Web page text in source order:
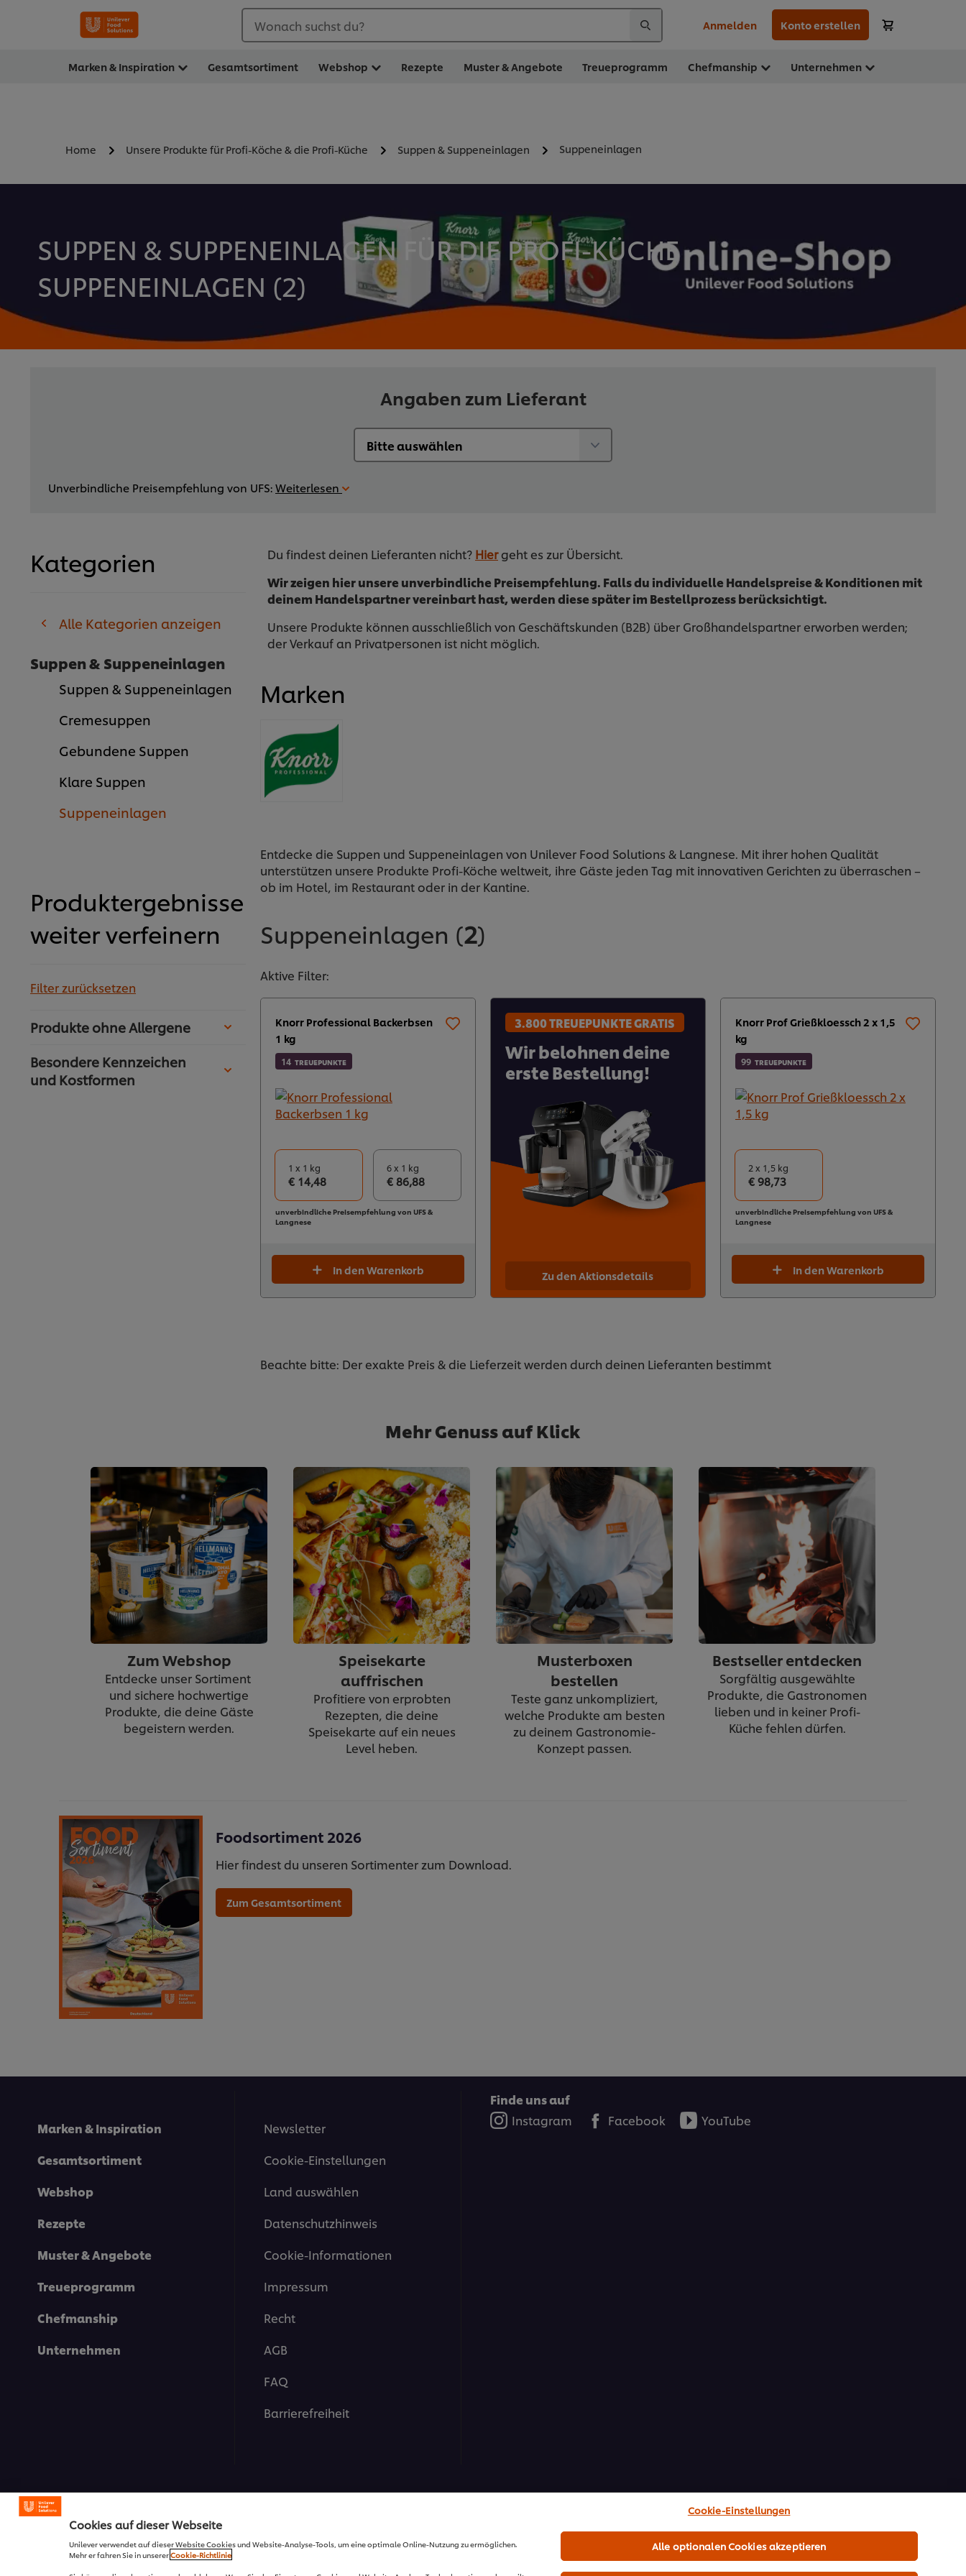
Wonach suchst du? Anmelden Konto erstellen
Marken & Inspiration Gesamtsortiment Webshop Rezepte Muster & Angebote Treueprogramm Chefmanship Unternehmen
Home Unsere Produkte für Profi-Köche & die Profi-Küche Suppen & Suppeneinlagen Suppeneinlagen
SUPPEN & SUPPENEINLAGEN FÜR DIE PROFI-KÜCHE -
SUPPENEINLAGEN (2)
Angaben zum Lieferant
Unverbindliche Preisempfehlung von UFS:Weiterlesen
Kategorien
Alle Kategorien anzeigen
Suppen & Suppeneinlagen
Suppen & Suppeneinlagen
Cremesuppen
Gebundene Suppen
Klare Suppen
Suppeneinlagen
Produktergebnisse
weiter verfeinern
Filter zurücksetzen
Produkte ohne Allergene
Besondere Kennzeichen
und Kostformen
Du findest deinen Lieferanten nicht? Hiergeht es zur Übersicht.
Wir zeigen hier unsere unverbindliche Preisempfehlung. Falls du individuelle Handelspreise & Konditionen mit
deinem Handelspartner vereinbart hast, werden diese später im Bestellprozess berücksichtigt.
Unsere Produkte können ausschließlich von Geschäftskunden (B2B) über Großhandelspartner erworben werden;
der Verkauf an Privatpersonen ist nicht möglich.
Marken
Entdecke die Suppen und Suppeneinlagen von Unilever Food Solutions & Langnese. Mit ihrer hohen Qualität
unterstützen unsere Produkte Profi-Köche weltweit, ihre Gäste jeden Tag mit innovativen Gerichten zu überraschen –
ob im Hotel, im Restaurant oder in der Kantine.
Suppeneinlagen (2)
Aktive Filter:
Knorr Professional Backerbsen
1 kg
14 TREUEPUNKTE
1 x 1 kg
€ 14,48
6 x 1 kg
€ 86,88
unverbindliche Preisempfehlung von UFS &
Langnese
In den Warenkorb
3.800 TREUEPUNKTE GRATIS
Wir belohnen deine
erste Bestellung!
Zu den Aktionsdetails
Knorr Prof Grießkloessch 2 x 1,5
kg
99 TREUEPUNKTE
2 x 1,5 kg
€ 98,73
unverbindliche Preisempfehlung von UFS &
Langnese
In den Warenkorb
Beachte bitte: Der exakte Preis & die Lieferzeit werden durch deinen Lieferanten bestimmt
Mehr Genuss auf Klick
Zum Webshop
Entdecke unser Sortiment
und sichere hochwertige
Produkte, die deine Gäste
begeistern werden.
Speisekarte
auffrischen
Profitiere von erprobten
Rezepten, die deine
Speisekarte auf ein neues
Level heben.
Musterboxen
bestellen
Teste ganz unkompliziert,
welche Produkte am besten
zu deinem Gastronomie-
Konzept passen.
Bestseller entdecken
Sorgfältig ausgewählte
Produkte, die Gastronomen
lieben und in keiner Profi-
Küche fehlen dürfen.
Foodsortiment 2026
Hier findest du unseren Sortimenter zum Download.
Zum Gesamtsortiment
Marken & Inspiration
Gesamtsortiment
Webshop
Rezepte
Muster & Angebote
Treueprogramm
Chefmanship
Unternehmen
Newsletter
Cookie-Einstellungen
Land auswählen
Datenschutzhinweis
Cookie-Informationen
Impressum
Recht
AGB
FAQ
Barrierefreiheit
Finde uns auf
Instagram
Facebook YouTube
© 2026 Unilever Deutschland GmbH - Alle Rechte vorbehalten.
Cookies auf dieser Webseite
Unilever verwendet auf dieser Website Cookies und Website-Analyse-Tools, um eine optimale Online-Nutzung zu ermöglichen.
Mehr er fahren Sie in unsererCookie-Richtlinie
Cookie-Einstellungen
Alle optionalen Cookies akzeptieren